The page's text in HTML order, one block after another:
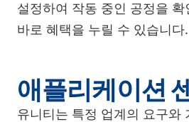
설정하여 작동 중인 공정을 확
바로 혜택을 누릴 수 있습니다.
애플리케이션
유니티는 특정 업계의 요구와